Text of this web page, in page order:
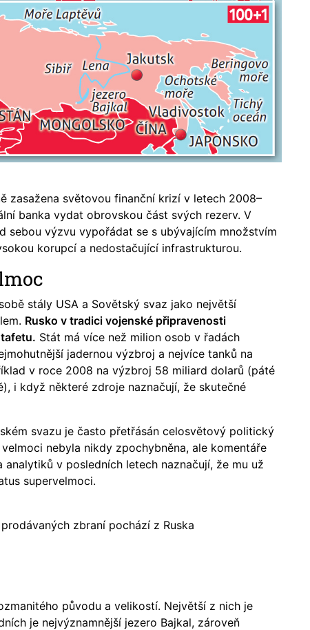
zasažena světovou finanční krizí v letech 2008–
banka vydat obrovskou část svých rezerv. V
sebou výzvu vypořádat se s ubývajícím množstvím
korupcí a nedostačující infrastrukturou.
stály USA a Sovětský svaz jako největší
Rusko v tradici vojenské připravenosti
Stát má více než milion osob v řadách
jadernou výzbroj a nejvíce tanků na
v roce 2008 na výzbroj 58 miliard dolarů (páté
i když některé zdroje naznačují, že skutečné
svazu je často přetřásán celosvětový politický
nebyla nikdy zpochybněna, ale komentáře
v posledních letech naznačují, že mu už
supervelmoci.
zbraní pochází z Ruska
původu a velikostí. Největší z nich je
je nejvýznamnější jezero Bajkal, zároveň